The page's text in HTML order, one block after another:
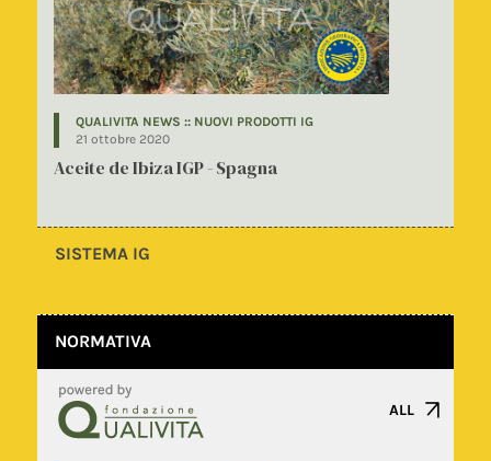
QUALIVITA NEWS :: NUOVI PRODOTTI IG
21 ottobre 2020
Aceite de Ibiza IGP - Spagna
SISTEMA IG
NORMATIVA
ALL